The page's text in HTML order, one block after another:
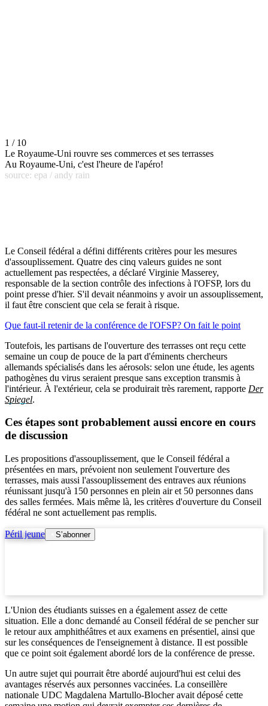
1 / 10
Le Royaume-Uni rouvre ses commerces et ses terrasses
Au Royaume-Uni, c'est l'heure de l'apéro!
source: epa / andy rain
Le Conseil fédéral a défini différents critères pour les mesures
d'assouplissement. Quatre des cinq valeurs guides ne sont
actuellement pas respectées, a déclaré Virginie Masserey,
responsable de la section contrôle des infections à l'OFSP, lors du
point presse d'hier. S'il devait néanmoins y avoir un assouplissement,
il faut être conscient que cela se ferait à risque.
Que faut-il retenir de la conférence de l'OFSP? On fait le point
Toutefois, les partisans de l'ouverture des terrasses ont reçu cette
semaine un coup de pouce de la part d'éminents chercheurs
allemands spécialisés dans les aérosols: selon une étude, les agents
pathogènes du virus seraient presque sans exception transmis à
l'intérieur. À l'extérieur, cela se produirait très rarement, rapporte Der
Spiegel.
Ces étapes sont probablement aussi encore en cours
de discussion
Les propositions d'assouplissement, que le Conseil fédéral a
présentées en mars, prévoient non seulement l'ouverture des
terrasses, mais aussi l'assouplissement des entraves aux réunions
réunissant jusqu'à 150 personnes en plein air et 50 personnes dans
des salles fermées. Mais même là, les critères d'ouverture du Conseil
fédéral ne sont actuellement pas remplis.
Péril jeune S’abonner
L'Union des étudiants suisses en a également assez de cette
situation. Elle a donc demandé au Conseil fédéral de se pencher sur
le retour aux amphithéâtres et aux examens en présentiel, ainsi que
sur les conséquences de l'enseignement à distance. Il est possible
que ce point soit également abordé lors de la conférence de presse.
Un autre sujet qui pourrait être abordé aujourd'hui est celui des
avantages réservés aux personnes vaccinées. La conseillère
nationale UDC Magdalena Martullo-Blocher avait déposé cette